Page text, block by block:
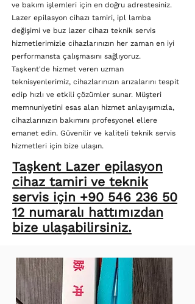
ve bakım işlemleri için en doğru adrestesiniz.
Lazer epilasyon cihazı tamiri, ipl lamba
değişimi ve buz lazer cihazı teknik servis
hizmetlerimizle cihazlarınızın her zaman en iyi
performansta çalışmasını sağlıyoruz.
Taşkent'de hizmet veren uzman
teknisyenlerimiz, cihazlarınızın arızalarını tespit
edip hızlı ve etkili çözümler sunar. Müşteri
memnuniyetini esas alan hizmet anlayışımızla,
cihazlarınızın bakımını profesyonel ellere
emanet edin. Güvenilir ve kaliteli teknik servis
hizmetleri için bize ulaşın.
Taşkent Lazer epilasyon
cihaz tamiri ve teknik
servis için +90 546 236 50
12 numaralı hattımızdan
bize ulaşabilirsiniz.